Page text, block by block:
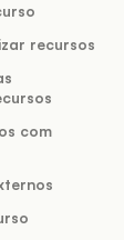
recursos
com